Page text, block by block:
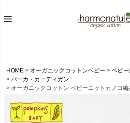
HOME オーガニックコットンベビー ベビー
パーカ・カーディガン
オーガニックコットン ベビーニットカノコ